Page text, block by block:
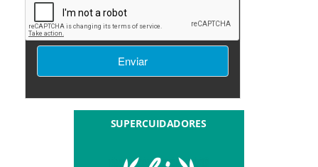
su solicitud de información, así como proporcionarle
cualquier otra relacionada que pudiera resultar de su
interés relativa a formación impartida por
SUPERCUIDADORES.
No comunicamos sus datos fuera
de nuestra organización o empresas afines.
información adicional.
INFORMACIÓN ADICIONAL:Puede consultar la
información adicional y detallada sobrePolítica de